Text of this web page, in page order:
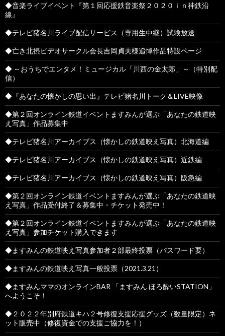
◆音楽ライブイベント『第１回応援鉄音楽祭２０２０ｉｎ神鉄沿
線』
◆テレビ猪名川ライブ配信サービス（専用生中継）試験放送
◆亡き北摂ビデオサークル会長吉岡貞夫様追悼作品特設ページ
◆ ～おうちでエンタメ！ミュージカル「川西の金太郎」～（特別配
信）
◆『あなたの懐かしの思い出』テレビ猪名川トーク＆LIVE映像
◆第２回オンライン鉄道イベントますみんが選ぶ「あなたの鉄道映
え写真」作品募集中
◆テレビ猪名川アーカイブス（懐かしの鉄道映え写真）北海道編
◆テレビ猪名川アーカイブス（懐かしの鉄道映え写真）近鉄編
◆テレビ猪名川アーカイブス（懐かしの鉄道映え写真）阪急編
◆第２回オンライン鉄道イベントますみんが選ぶ「あなたの鉄道映
え写真」作品受付終了＆募集中・チケット発売中！
◆第２回オンライン鉄道イベントますみんが選ぶ「あなたの鉄道映
え写真」参加チケット購入できます
◆ますみんの鉄道映え写真参加者２部最終投票（パスワード要）
◆ますみんの鉄道映え写真一般投票（2021.3.21）
◆ますみんママのオンラインBAR 「ますみん ほろ酔いSTATION」
へようこそ！
◆２０２２年別府鉄道キハ２号修復支援応援グッズ（数量限定）ネ
ット販売中（修復資金での支援ご協力を！）